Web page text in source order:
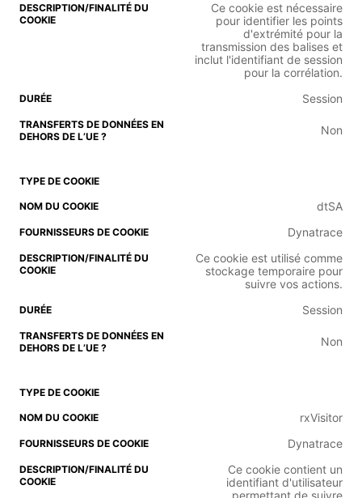
Ce cookie est nécessaire
pour identifier les points
d'extrémité pour la
transmission des balises et
inclut l'identifiant de session
pour la corrélation.
Session
Non
dtSA
Dynatrace
Ce cookie est utilisé comme
stockage temporaire pour
suivre vos actions.
Session
Non
rxVisitor
Dynatrace
Ce cookie contient un
identifiant d'utilisateur
permettant de suivre